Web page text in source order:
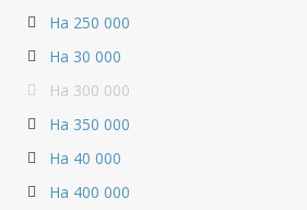
На 250 000
На 30 000
На 300 000
На 350 000
На 40 000
На 400 000